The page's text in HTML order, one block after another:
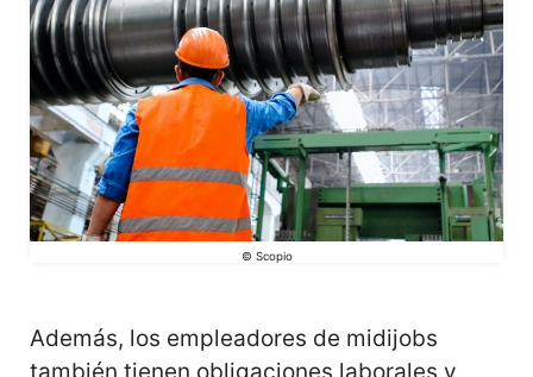
© Scopio
Además, los empleadores de midijobs